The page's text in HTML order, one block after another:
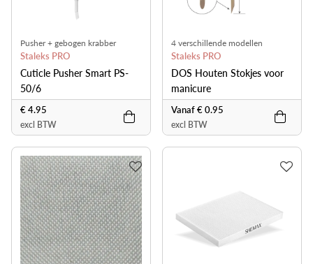
Pusher + gebogen krabber
Staleks PRO
Cuticle Pusher Smart PS-
50/6
€ 4.95
excl BTW
4 verschillende modellen
Staleks PRO
DOS Houten Stokjes voor
manicure
Vanaf € 0.95
excl BTW